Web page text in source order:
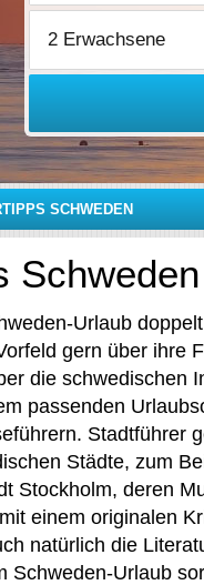
SCHWEDEN
Schweden
Urlaub
gern über ihre
die schwedischen
passenden
Stadtführer
Städte, zum
Stockholm, deren
einem originalen
natürlich die
Schweden-Urlaub